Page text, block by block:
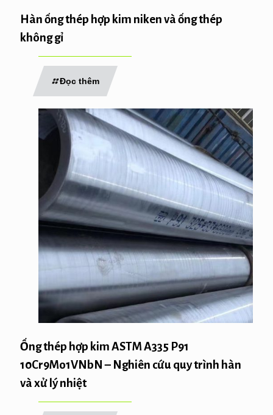
Hàn ống thép hợp kim niken và ống thép
không gỉ
Đọc thêm
Ống thép hợp kim ASTM A335 P91
10Cr9Mo1VNbN – Nghiên cứu quy trình hàn
và xử lý nhiệt